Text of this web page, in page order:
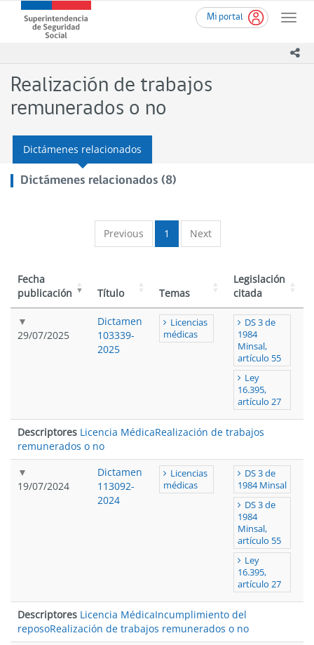
contenido
Mi portal
Toggle
Superintendencia
de
(SUSESO)
-
Gobierno
de
Realización de trabajos
remunerados o no
Dictámenes relacionados
Dictámenes relacionados (8)
Previous 1 Next
Fecha
publicación
Título Temas
Legislación
citada
29/07/2025
Dictamen
103339-
2025
Licencias
médicas
DS 3 de
1984
Minsal,
artículo 55
Ley
16.395,
artículo 27
Descriptores Licencia MédicaRealización de trabajos
remunerados o no
19/07/2024
Dictamen
113092-
2024
Licencias
médicas
DS 3 de
1984 Minsal
DS 3 de
1984
Minsal,
artículo 55
Ley
16.395,
artículo 27
Descriptores Licencia MédicaIncumplimiento del
reposoRealización de trabajos remunerados o no